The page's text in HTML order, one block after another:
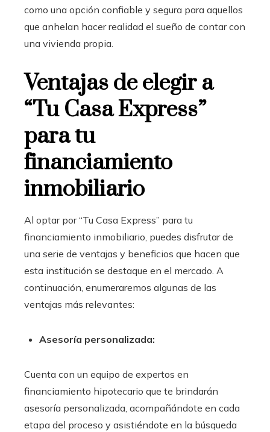
como una opción confiable y segura para aquellos
que anhelan hacer realidad el sueño de contar con
una vivienda propia.
Ventajas de elegir a
“Tu Casa Express”
para tu
financiamiento
inmobiliario
Al optar por “Tu Casa Express” para tu
financiamiento inmobiliario, puedes disfrutar de
una serie de ventajas y beneficios que hacen que
esta institución se destaque en el mercado. A
continuación, enumeraremos algunas de las
ventajas más relevantes:
Asesoría personalizada:
Cuenta con un equipo de expertos en
financiamiento hipotecario que te brindarán
asesoría personalizada, acompañándote en cada
etapa del proceso y asistiéndote en la búsqueda